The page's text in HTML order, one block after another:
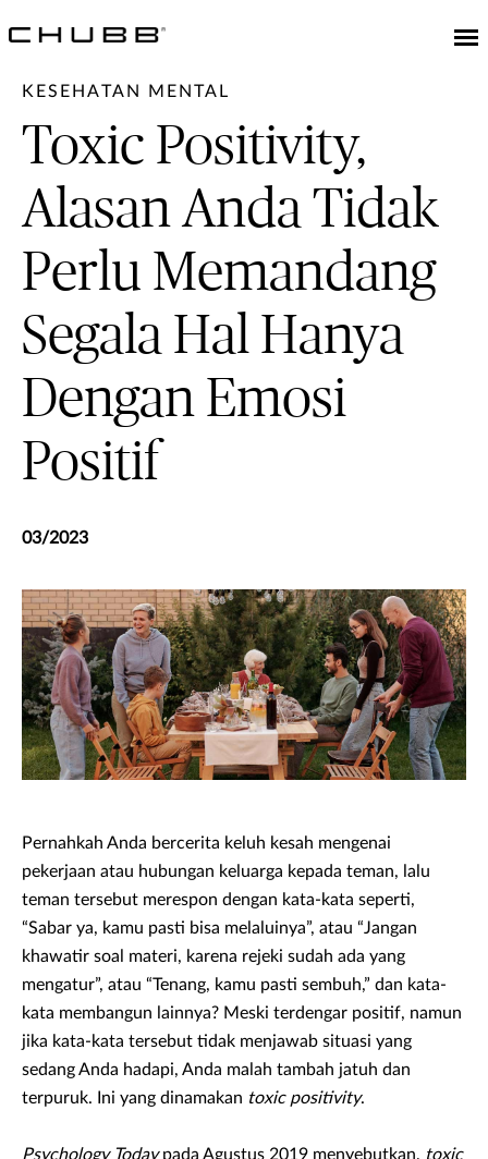
KESEHATAN MENTAL
Toxic Positivity,
Alasan Anda Tidak
Perlu Memandang
Segala Hal Hanya
Dengan Emosi
Positif
03/2023
Pernahkah Anda bercerita keluh kesah mengenai
pekerjaan atau hubungan keluarga kepada teman, lalu
teman tersebut merespon dengan kata-kata seperti,
“Sabar ya, kamu pasti bisa melaluinya”, atau “Jangan
khawatir soal materi, karena rejeki sudah ada yang
mengatur”, atau “Tenang, kamu pasti sembuh,” dan kata-
kata membangun lainnya? Meski terdengar positif, namun
jika kata-kata tersebut tidak menjawab situasi yang
sedang Anda hadapi, Anda malah tambah jatuh dan
terpuruk. Ini yang dinamakan toxic positivity.
Psychology Todaypada Agustus 2019 menyebutkan, toxic